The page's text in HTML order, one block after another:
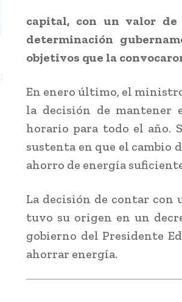
capital, con un valor de
determinación
objetivos que la
En enero último, el
la decisión de mantener
horario para todo el año.
sustenta en que el cambio
ahorro de energía
La decisión de contar
tuvo su origen en un
gobierno del Presidente
ahorrar energía.